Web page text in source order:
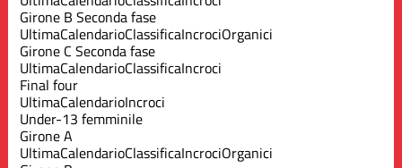
Girone B Seconda fase
UltimaCalendarioClassificaIncrociOrganici
Girone C Seconda fase
UltimaCalendarioClassificaIncroci
Final four
UltimaCalendarioIncroci
Under-13 femminile
Girone A
UltimaCalendarioClassificaIncrociOrganici